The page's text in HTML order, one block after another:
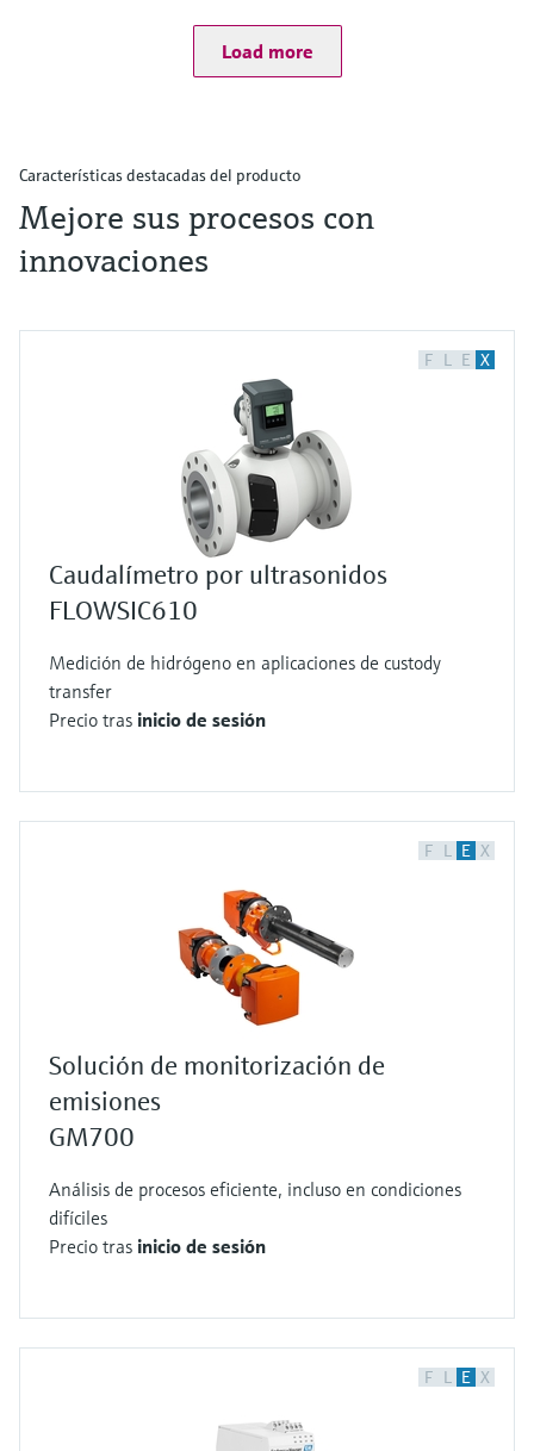
Load more
Características destacadas del producto
Mejore sus procesos con
innovaciones
F L E X
Caudalímetro por ultrasonidos
FLOWSIC610
Medición de hidrógeno en aplicaciones de custody
transfer
Precio tras inicio de sesión
F L E X
Solución de monitorización de
emisiones
GM700
Análisis de procesos eficiente, incluso en condiciones
difíciles
Precio tras inicio de sesión
F L E X